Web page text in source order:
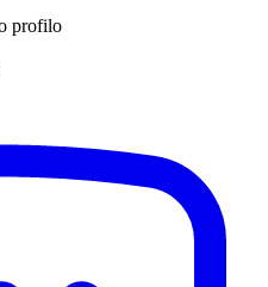
profilo